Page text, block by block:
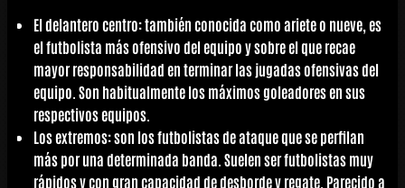
Eldelantero centro: también conocida como ariete o nueve, es
el futbolista más ofensivo del equipo y sobre el que recae
mayor responsabilidad en terminar las jugadas ofensivas del
equipo. Son habitualmente los máximos goleadores en sus
respectivos equipos.
Losextremos: son los futbolistas de ataque que se perfilan
más por una determinada banda. Suelen ser futbolistas muy
rápidos y con gran capacidad de desborde y regate. Parecido a